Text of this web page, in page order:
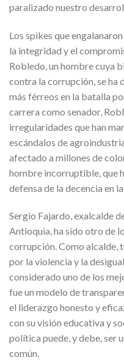
paralizado nuestro
Los spikes que
la integridad y el
Robledo, un hombre cuya
contra la corrupción, se ha
más férreos en la batalla
carrera como senador,
irregularidades que han
escándalos de
afectado a millones de
hombre incorruptible, que
defensa de la decencia en
Sergio Fajardo, exalcalde
Antioquia, ha sido otro de
corrupción. Como alcalde,
por la violencia y la
considerado uno de los
fue un modelo de
el liderazgo honesto y
con su visión educativa y
política puede, y debe, ser
común.